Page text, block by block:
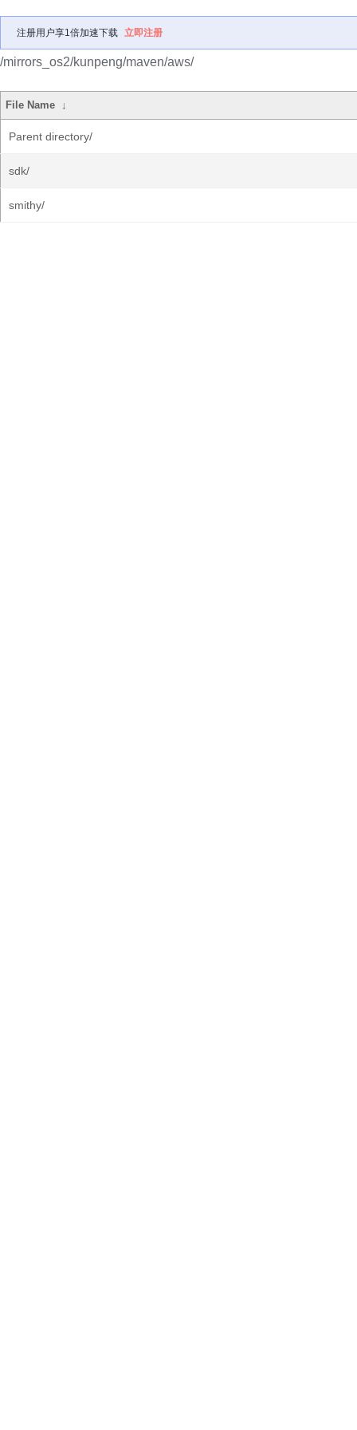
注册用户享1倍加速下载 立即注册
/mirrors_os2/kunpeng/maven/aws/
File Name ↓
Parent directory/
sdk/
smithy/